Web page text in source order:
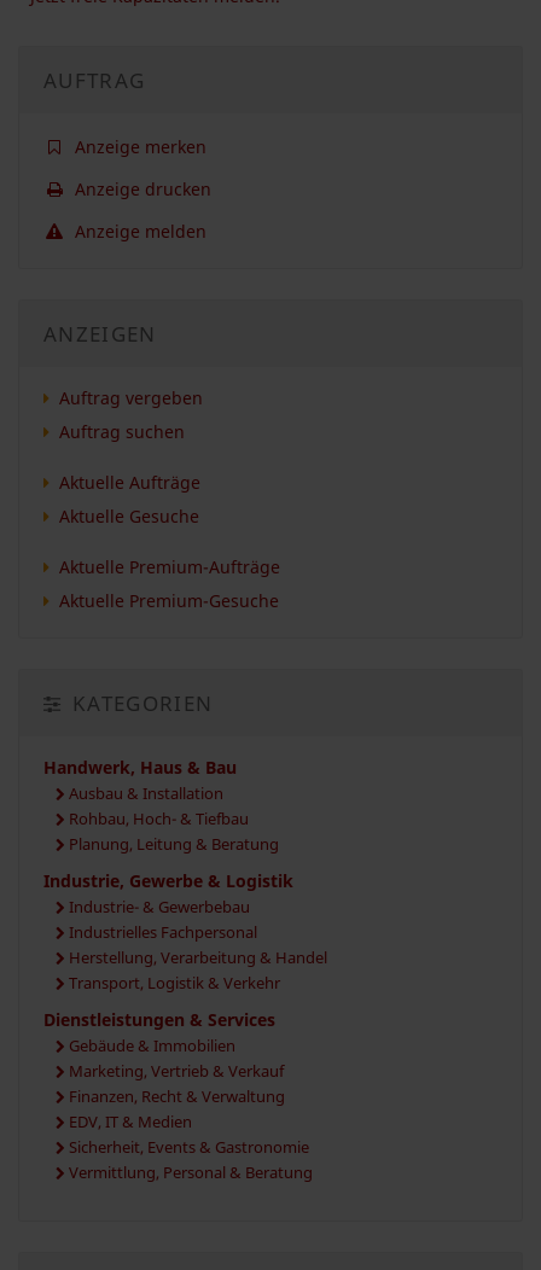
AUFTRAG
Anzeige merken
Anzeige drucken
Anzeige melden
ANZEIGEN
Auftrag vergeben
Auftrag suchen
Aktuelle Aufträge
Aktuelle Gesuche
Aktuelle Premium-Aufträge
Aktuelle Premium-Gesuche
KATEGORIEN
Handwerk, Haus & Bau
Ausbau & Installation
Rohbau, Hoch- & Tiefbau
Planung, Leitung & Beratung
Industrie, Gewerbe & Logistik
Industrie- & Gewerbebau
Industrielles Fachpersonal
Herstellung, Verarbeitung & Handel
Transport, Logistik & Verkehr
Dienstleistungen & Services
Gebäude & Immobilien
Marketing, Vertrieb & Verkauf
Finanzen, Recht & Verwaltung
EDV, IT & Medien
Sicherheit, Events & Gastronomie
Vermittlung, Personal & Beratung